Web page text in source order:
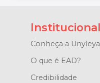
Institucional
Conheça a Unyleya
O que é EAD?
Credibilidade